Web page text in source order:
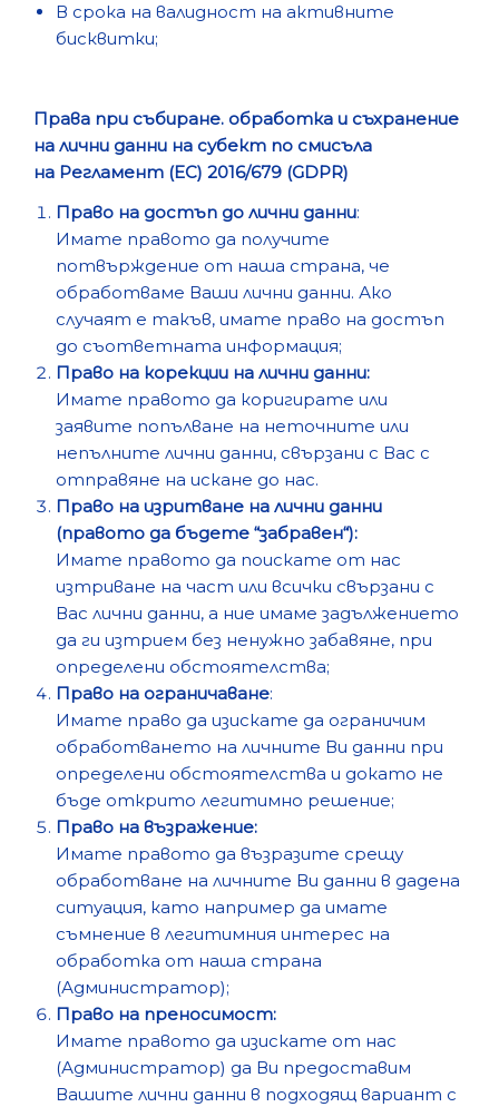
В срока на валидност на активните
бисквитки;
Права при събиране. обработка и съхранение
на лични данни на субект по смисъла
на Регламент (ЕС) 2016/679 (GDPR)
Право на достъп до лични данни:
Имате правото да получите
потвърждение от наша страна, че
обработваме Ваши лични данни. Ако
случаят е такъв, имате право на достъп
до съответната информация;
Право на корекции на лични данни:
Имате правото да коригирате или
заявите попълване на неточните или
непълните лични данни, свързани с Вас с
отправяне на искане до нас.
Право на изритване на лични данни
(правото да бъдете “забравен“):
Имате правото да поискате от нас
изтриване на част или всички свързани с
Вас лични данни, а ние имаме задължението
да ги изтрием без ненужно забавяне, при
определени обстоятелства;
Право на ограничаване:
Имате право да изискате да ограничим
обработването на личните Ви данни при
определени обстоятелства и докато не
бъде открито легитимно решение;
Право на възражение:
Имате правото да възразите срещу
обработване на личните Ви данни в дадена
ситуация, като например да имате
съмнение в легитимния интерес на
обработка от наша страна
(Администратор);
Право на преносимост:
Имате правото да изискате от нас
(Администратор) да Ви предоставим
Вашите лични данни в подходящ вариант с